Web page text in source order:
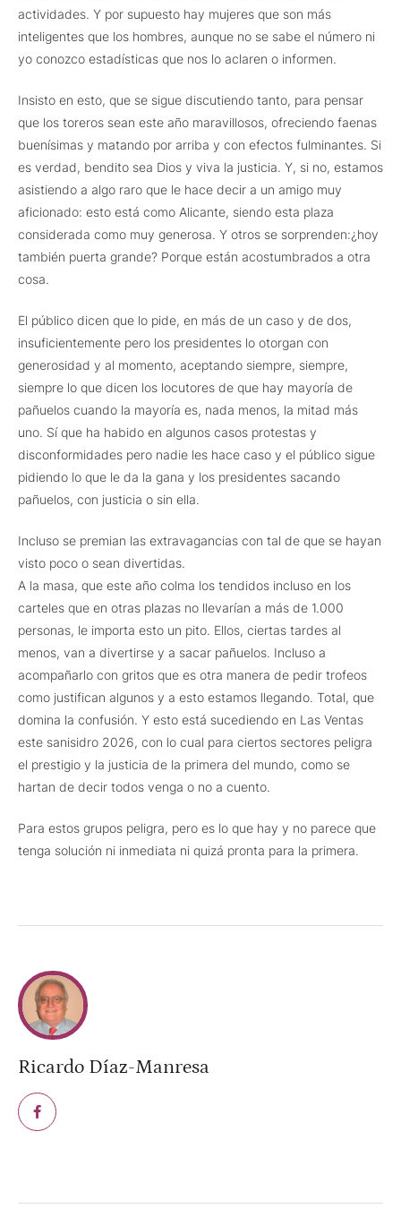
actividades. Y por supuesto hay mujeres que son más
inteligentes que los hombres, aunque no se sabe el número ni
yo conozco estadísticas que nos lo aclaren o informen.
Insisto en esto, que se sigue discutiendo tanto, para pensar
que los toreros sean este año maravillosos, ofreciendo faenas
buenísimas y matando por arriba y con efectos fulminantes. Si
es verdad, bendito sea Dios y viva la justicia. Y, si no, estamos
asistiendo a algo raro que le hace decir a un amigo muy
aficionado: esto está como Alicante, siendo esta plaza
considerada como muy generosa. Y otros se sorprenden:¿hoy
también puerta grande? Porque están acostumbrados a otra
cosa.
El público dicen que lo pide, en más de un caso y de dos,
insuficientemente pero los presidentes lo otorgan con
generosidad y al momento, aceptando siempre, siempre,
siempre lo que dicen los locutores de que hay mayoría de
pañuelos cuando la mayoría es, nada menos, la mitad más
uno. Sí que ha habido en algunos casos protestas y
disconformidades pero nadie les hace caso y el público sigue
pidiendo lo que le da la gana y los presidentes sacando
pañuelos, con justicia o sin ella.
Incluso se premian las extravagancias con tal de que se hayan
visto poco o sean divertidas.
A la masa, que este año colma los tendidos incluso en los
carteles que en otras plazas no llevarían a más de 1.000
personas, le importa esto un pito. Ellos, ciertas tardes al
menos, van a divertirse y a sacar pañuelos. Incluso a
acompañarlo con gritos que es otra manera de pedir trofeos
como justifican algunos y a esto estamos llegando. Total, que
domina la confusión. Y esto está sucediendo en Las Ventas
este sanisidro 2026, con lo cual para ciertos sectores peligra
el prestigio y la justicia de la primera del mundo, como se
hartan de decir todos venga o no a cuento.
Para estos grupos peligra, pero es lo que hay y no parece que
tenga solución ni inmediata ni quizá pronta para la primera.
Ricardo Díaz-Manresa